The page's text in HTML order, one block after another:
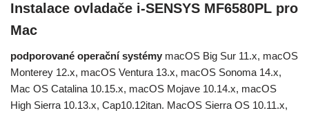
Instalace ovladače i-SENSYS MF6580PL pro
Mac
podporované operační systémy macOS Big Sur 11.x, macOS
Monterey 12.x, macOS Ventura 13.x, macOS Sonoma 14.x,
Mac OS Catalina 10.15.x, macOS Mojave 10.14.x, macOS
High Sierra 10.13.x, Cap10.12itan. MacOS Sierra OS 10.11.x,